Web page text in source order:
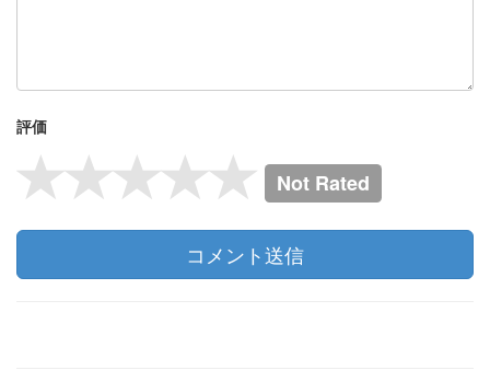
評価
Not Rated
コメント送信